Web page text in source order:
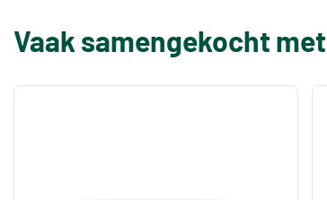
Vaak samengekocht met